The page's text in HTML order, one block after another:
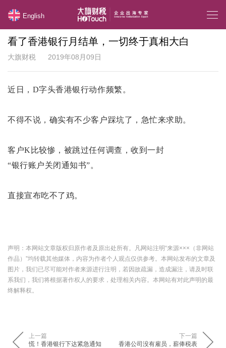
English
看了香港银行月结单，一切终于真相大白
大旗财税 2019年08月09日
近日，D字头香港银行动作频繁。
不得不说，确实有不少客户踩坑了，急忙来求助。
客户K比较惨，被跳过任何调查，收到一封
“银行账户关闭通知书”。
直接宣布吃不了鸡。
声明：本网站文章版权归原作者及原出处所有。凡网站注明“来源×××（非网站
作品）”均转载其他媒体，内容为作者个人观点仅供参考。本网站发布的文章及
图片，我们已尽可能对作者来源进行注明，若因故疏漏，造成漏注，请及时联
系我们，我们将根据著作权人的要求，处理相关内容。本网站有对此声明的最
终解释权。
上一篇
慌！香港银行下达紧急通知
下一篇
香港公司没有雇员，薪俸税表